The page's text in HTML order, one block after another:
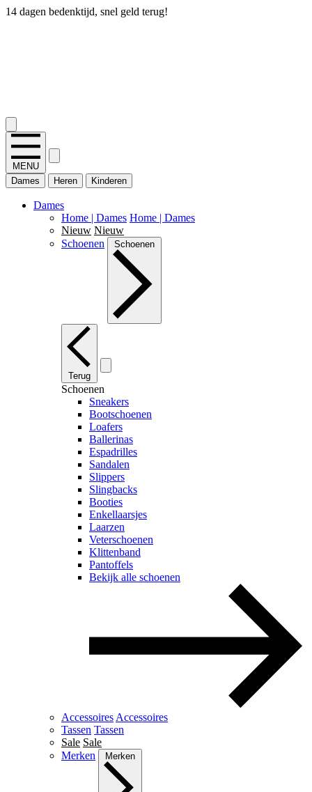
14 dagen bedenktijd, snel geld terug!
MENU
Dames
Heren Kinderen
Dames
Home | Dames Home | Dames
Nieuw Nieuw
Schoenen
Schoenen
Terug
Schoenen
Sneakers
Bootschoenen
Loafers
Ballerinas
Espadrilles
Sandalen
Slippers
Slingbacks
Booties
Enkellaarsjes
Laarzen
Veterschoenen
Klittenband
Pantoffels
Bekijk alle schoenen
Accessoires Accessoires
Tassen Tassen
Sale Sale
Merken
Merken